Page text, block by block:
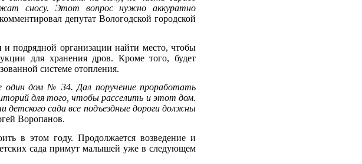
сносу. Этот вопрос нужно аккуратно
депутат Вологодской городской
подрядной организации найти место, чтобы
для хранения дров. Кроме того, будет
системе отопления.
дом № 34. Дал поручение проработать
для того, чтобы расселить и этот дом.
сада все подъездные дороги должны
Воропанов.
в этом году. Продолжается возведение и
сада примут малышей уже в следующем